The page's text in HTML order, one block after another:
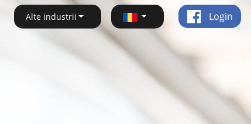
Alte industrii Login